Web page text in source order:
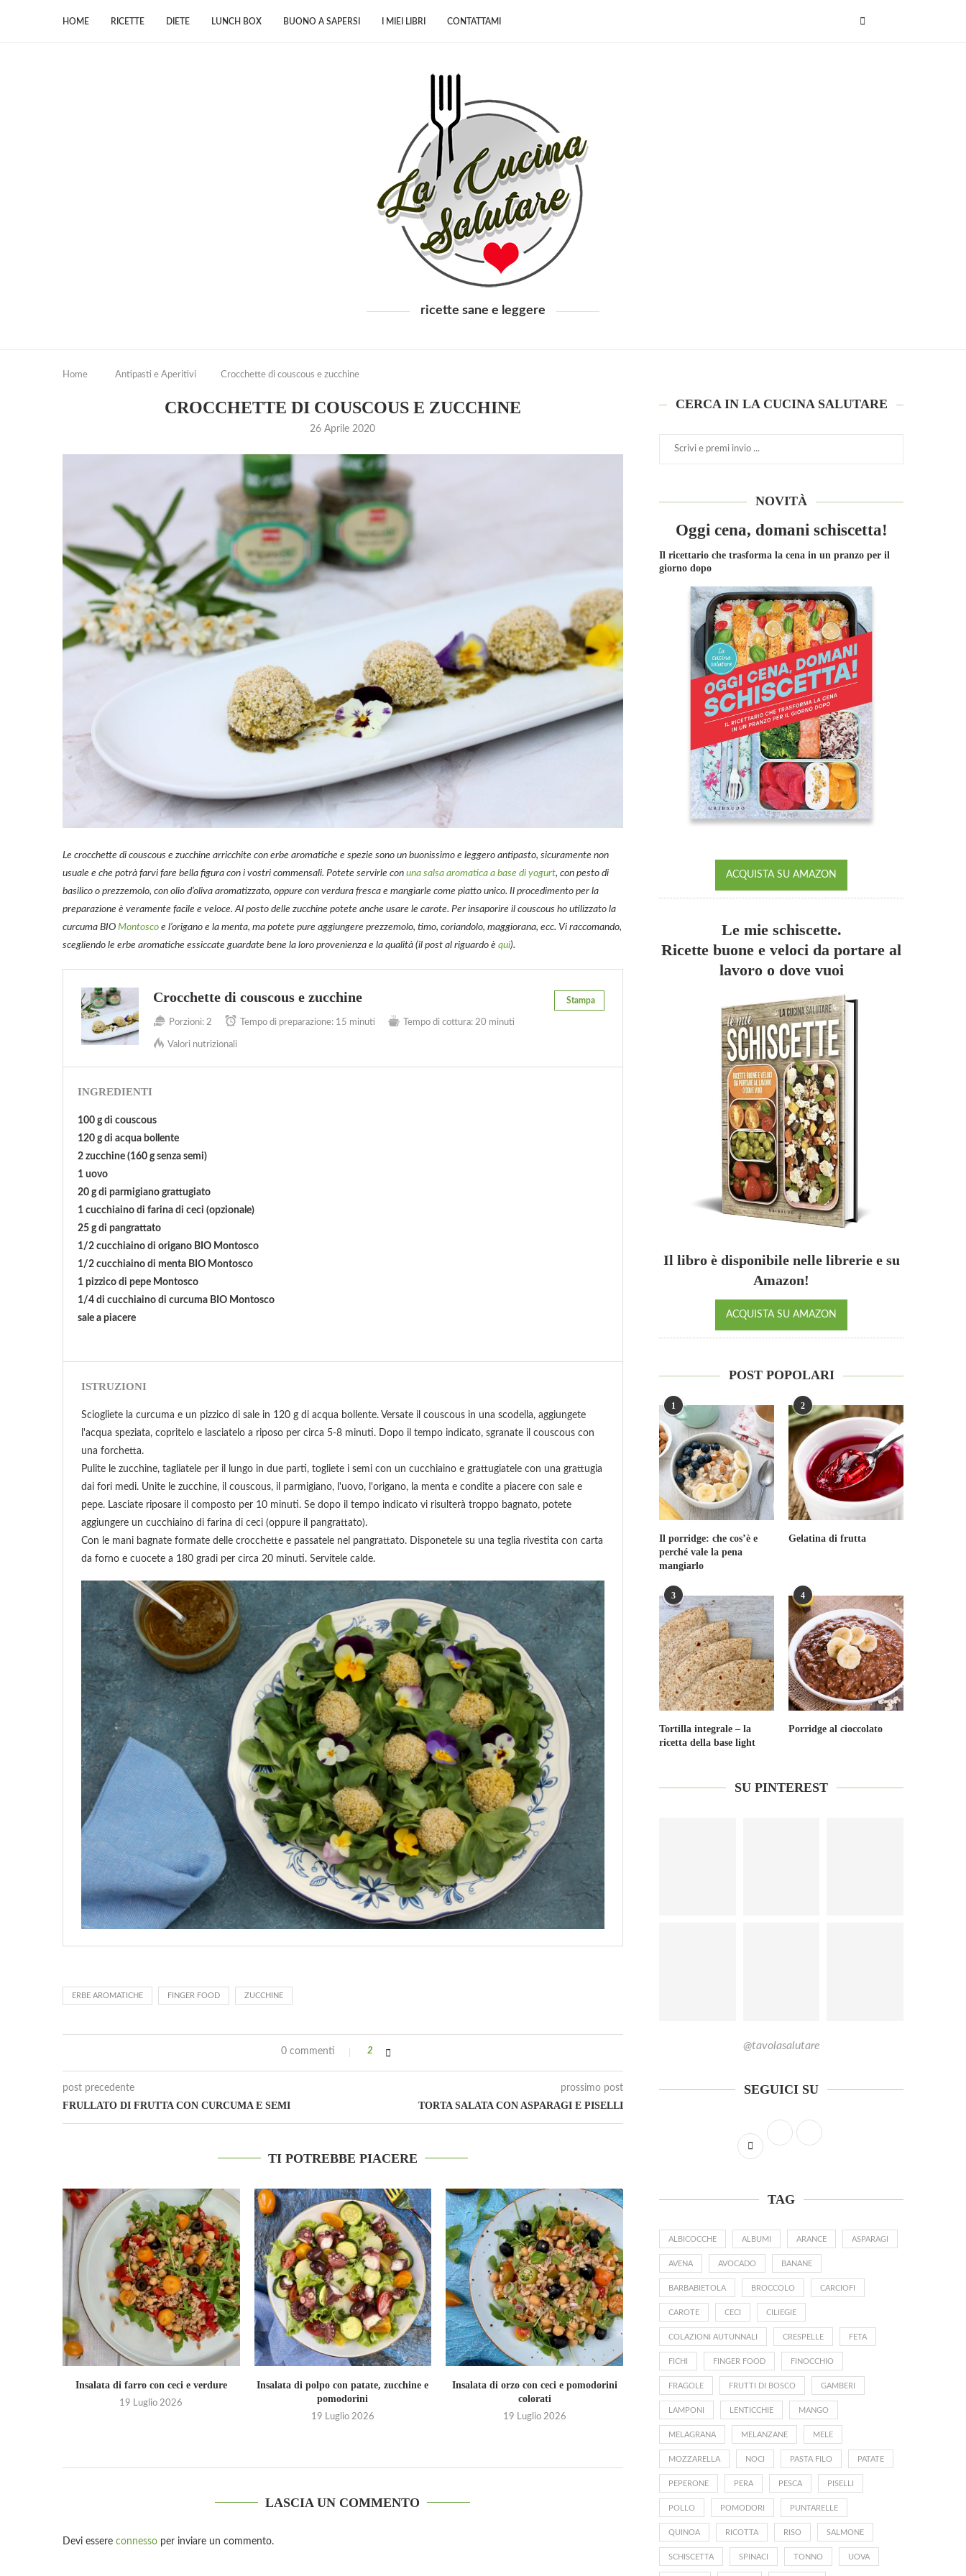
HOME RICETTE DIETE LUNCH BOX BUONO A SAPERSI I MIEI LIBRI CONTATTAMI
ricette sane e leggere
Home Antipasti e Aperitivi Crocchette di couscous e zucchine
CROCCHETTE DI COUSCOUS E ZUCCHINE
26 Aprile 2020
Le crocchette di couscous e zucchine arricchite con erbe aromatiche e spezie sono un buonissimo e leggero antipasto, sicuramente non
usuale e che potrà farvi fare bella figura con i vostri commensali. Potete servirle con una salsa aromatica a base di yogurt, con pesto di
basilico o prezzemolo, con olio d’oliva aromatizzato, oppure con verdura fresca e mangiarle come piatto unico. Il procedimento per la
preparazione è veramente facile e veloce. Al posto delle zucchine potete anche usare le carote. Per insaporire il couscous ho utilizzato la
curcuma BIO Montosco e l’origano e la menta, ma potete pure aggiungere prezzemolo, timo, coriandolo, maggiorana, ecc. Vi raccomando,
scegliendo le erbe aromatiche essiccate guardate bene la loro provenienza e la qualità (il post al riguardo è qui).
Crocchette di couscous e zucchine Stampa
Porzioni: 2 Tempo di preparazione: 15 minuti Tempo di cottura: 20 minuti
Valori nutrizionali
INGREDIENTI
100 g di couscous
120 g di acqua bollente
2 zucchine (160 g senza semi)
1 uovo
20 g di parmigiano grattugiato
1 cucchiaino di farina di ceci (opzionale)
25 g di pangrattato
1/2 cucchiaino di origano BIO Montosco
1/2 cucchiaino di menta BIO Montosco
1 pizzico di pepe Montosco
1/4 di cucchiaino di curcuma BIO Montosco
sale a piacere
ISTRUZIONI
Sciogliete la curcuma e un pizzico di sale in 120 g di acqua bollente. Versate il couscous in una scodella, aggiungete
l'acqua speziata, copritelo e lasciatelo a riposo per circa 5-8 minuti. Dopo il tempo indicato, sgranate il couscous con
una forchetta.
Pulite le zucchine, tagliatele per il lungo in due parti, togliete i semi con un cucchiaino e grattugiatele con una grattugia
dai fori medi. Unite le zucchine, il couscous, il parmigiano, l'uovo, l'origano, la menta e condite a piacere con sale e
pepe. Lasciate riposare il composto per 10 minuti. Se dopo il tempo indicato vi risulterà troppo bagnato, potete
aggiungere un cucchiaino di farina di ceci (oppure il pangrattato).
Con le mani bagnate formate delle crocchette e passatele nel pangrattato. Disponetele su una teglia rivestita con carta
da forno e cuocete a 180 gradi per circa 20 minuti. Servitele calde.
ERBE AROMATICHE FINGER FOOD ZUCCHINE
0 commenti 2
post precedente
FRULLATO DI FRUTTA CON CURCUMA E SEMI
prossimo post
TORTA SALATA CON ASPARAGI E PISELLI
TI POTREBBE PIACERE
Insalata di farro con ceci e verdure
19 Luglio 2026
Insalata di polpo con patate, zucchine e
pomodorini
19 Luglio 2026
Insalata di orzo con ceci e pomodorini
colorati
19 Luglio 2026
Insalata invernale di spinacini, finocchio
e mela Kissabel...
18 Dicembre 2025
Parfait di yogurt, mele
LASCIA UN COMMENTO
Devi essere connesso per inviare un commento.
CERCA IN LA CUCINA SALUTARE
NOVITÀ
Oggi cena, domani schiscetta!
Il ricettario che trasforma la cena in un pranzo per il
giorno dopo
ACQUISTA SU AMAZON
Le mie schiscette.
Ricette buone e veloci da portare al
lavoro o dove vuoi
Il libro è disponibile nelle librerie e su
Amazon!
ACQUISTA SU AMAZON
POST POPOLARI
1
Il porridge: che cos’è e
perché vale la pena
mangiarlo
2
Gelatina di frutta
3
Tortilla integrale – la
ricetta della base light
4
Porridge al cioccolato
SU PINTEREST
@tavolasalutare
SEGUICI SU
TAG
ALBICOCCHE ALBUMI ARANCE ASPARAGI
AVENA AVOCADO BANANE
BARBABIETOLA BROCCOLO CARCIOFI
CAROTE CECI CILIEGIE
COLAZIONI AUTUNNALI CRESPELLE FETA
FICHI FINGER FOOD FINOCCHIO
FRAGOLE FRUTTI DI BOSCO GAMBERI
LAMPONI LENTICCHIE MANGO
MELAGRANA MELANZANE MELE
MOZZARELLA NOCI PASTA FILO PATATE
PEPERONE PERA PESCA PISELLI
POLLO POMODORI PUNTARELLE
QUINOA RICOTTA RISO SALMONE
SCHISCETTA SPINACI TONNO UOVA